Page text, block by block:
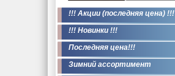
!!! Акции (последняя цена) !!!
!!! Новинки !!!
Последняя цена!!!
Зимний ассортимент